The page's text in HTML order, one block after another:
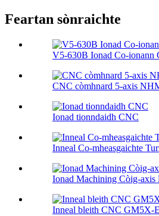
Feartan sònraichte
V5-630B Ionad Co-ionann
CNC còmhnard 5-axis
Ionad tionndaidh CNC
Inneal Co-mheasgaichte
Ionad Machining Còig-axis
Inneal bleith CNC GM5X-